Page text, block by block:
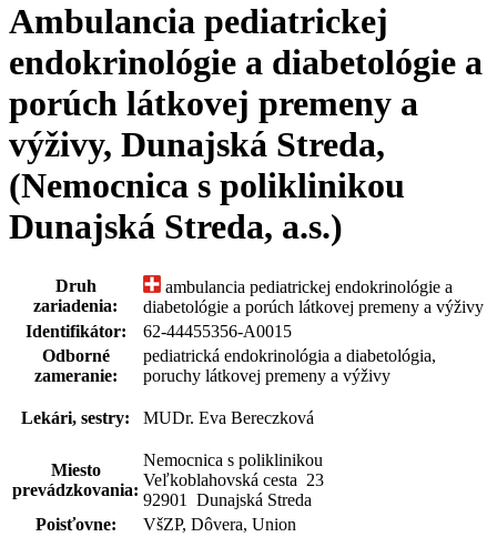
Ambulancia pediatrickej
endokrinológie a diabetológie a
porúch látkovej premeny a
výživy, Dunajská Streda,
(Nemocnica s poliklinikou
Dunajská Streda, a.s.)
Druh
zariadenia:
ambulancia pediatrickej endokrinológie a
diabetológie a porúch látkovej premeny a výživy
Identifikátor:
62-44455356-A0015
Odborné
zameranie:
pediatrická endokrinológia a diabetológia,
poruchy látkovej premeny a výživy
Lekári, sestry: MUDr. Eva Bereczková
Miesto
prevádzkovania:
Nemocnica s poliklinikou
Veľkoblahovská cesta 23
92901 Dunajská Streda
Poisťovne:
VšZP, Dôvera, Union